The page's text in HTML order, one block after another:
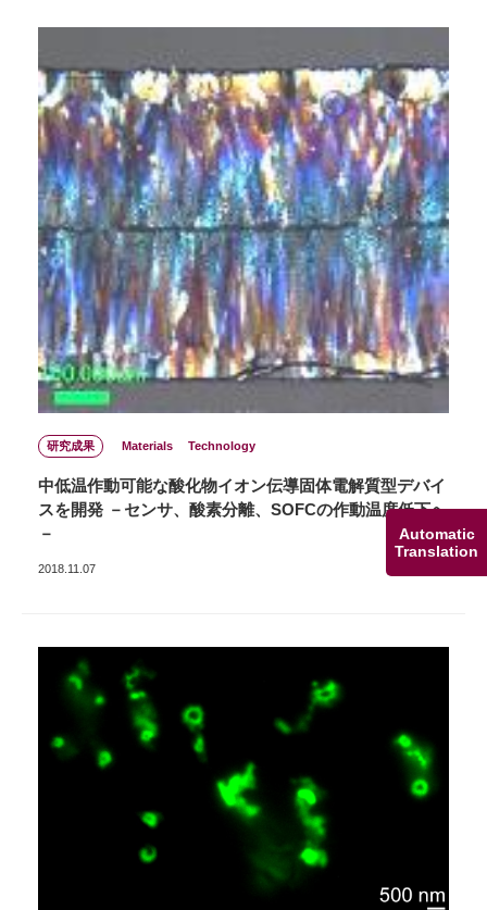
Automatic
Translation
研究成果 Materials Technology
中低温作動可能な酸化物イオン伝導固体電解質型デバイ
スを開発 －センサ、酸素分離、SOFCの作動温度低下へ
－
2018.11.07